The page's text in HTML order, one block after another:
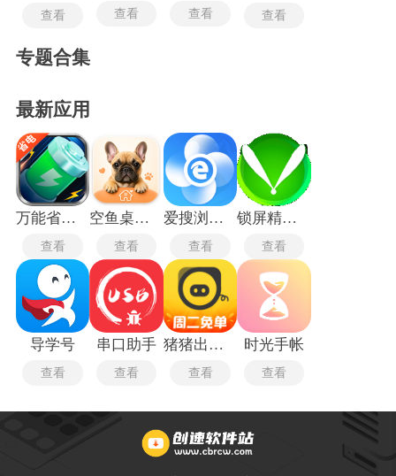
查看 查看 查看 查看
专题合集
最新应用
万能省电宝
查看
空鱼桌面宠物
查看
爱搜浏览器旧版
查看
锁屏精灵旧版本
查看
导学号
查看
串口助手
查看
猪猪出行司机端
查看
时光手帐
查看